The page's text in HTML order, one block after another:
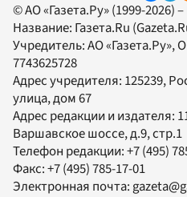
© АО «Газета.Ру» (1999-2026)
Название: Газета.Ru
Учредитель:АО «Газета.Ру»,
7743625728
Адрес учредителя: 125239,
улица, дом 67
Адрес редакции и издателя:
Варшавское шоссе, д.9, стр.1
Телефон редакции:+7 (495)
Факс:+7 (495) 785-17-01
Электронная почта: